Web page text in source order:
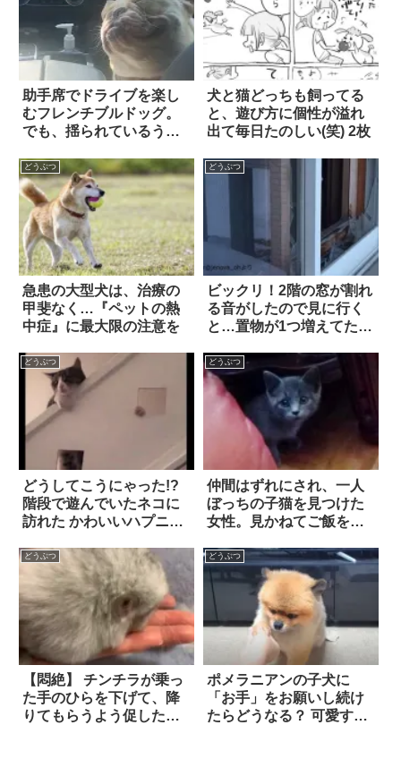
助手席でドライブを楽し
むフレンチブルドッグ。
でも、揺られているうち
て…？
犬と猫どっちも飼ってる
と、遊び方に個性が溢れ
出て毎日たのしい(笑) 2枚
どうぶつ
急患の大型犬は、治療の
甲斐なく…『ペットの熱
中症』に最大限の注意を
どうぶつ
ビックリ！2階の窓が割れ
る音がしたので見に行く
と…置物が1つ増えてた 3
どうぶつ
どうしてこうにゃった!?
階段で遊んでいたネコに
訪れた かわいいハプニン
どうぶつ
仲間はずれにされ、一人
ぼっちの子猫を見つけた
女性。見かねてご飯をあ
どうぶつ
【悶絶】 チンチラが乗っ
た手のひらを下げて、降
りてもらうよう促した結
どうぶつ
ポメラニアンの子犬に
「お手」をお願いし続け
たらどうなる？ 可愛すぎ